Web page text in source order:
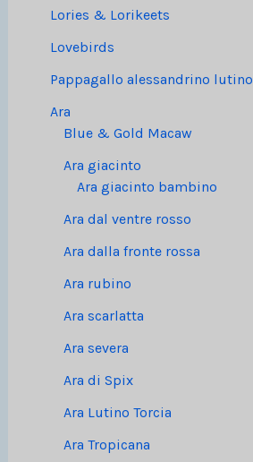
Lories & Lorikeets
Lovebirds
Pappagallo alessandrino lutino
Ara
Blue & Gold Macaw
Ara giacinto
Ara giacinto bambino
Ara dal ventre rosso
Ara dalla fronte rossa
Ara rubino
Ara scarlatta
Ara severa
Ara di Spix
Ara Lutino Torcia
Ara Tropicana